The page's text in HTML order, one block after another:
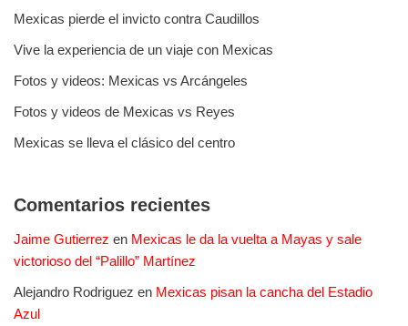
Mexicas pierde el invicto contra Caudillos
Vive la experiencia de un viaje con Mexicas
Fotos y videos: Mexicas vs Arcángeles
Fotos y videos de Mexicas vs Reyes
Mexicas se lleva el clásico del centro
Comentarios recientes
Jaime Gutierrez en Mexicas le da la vuelta a Mayas y sale
victorioso del “Palillo” Martínez
Alejandro Rodriguez en Mexicas pisan la cancha del Estadio
Azul